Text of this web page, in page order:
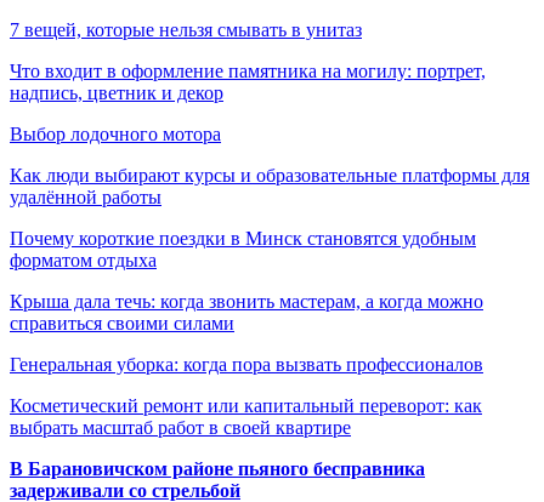
7 вещей, которые нельзя смывать в унитаз
Что входит в оформление памятника на могилу: портрет,
надпись, цветник и декор
Выбор лодочного мотора
Как люди выбирают курсы и образовательные платформы для
удалённой работы
Почему короткие поездки в Минск становятся удобным
форматом отдыха
Крыша дала течь: когда звонить мастерам, а когда можно
справиться своими силами
Генеральная уборка: когда пора вызвать профессионалов
Косметический ремонт или капитальный переворот: как
выбрать масштаб работ в своей квартире
В Барановичском районе пьяного бесправника
задерживали со стрельбой